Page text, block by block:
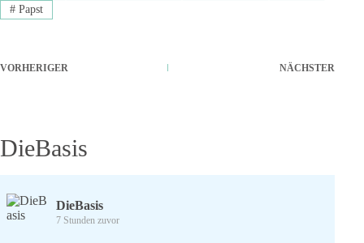
#Papst
VORHERIGER NÄCHSTER
DieBasis
DieBasis
7 Stunden zuvor